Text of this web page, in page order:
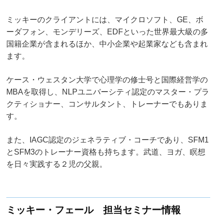
ミッキーのクライアントには、マイクロソフト、GE、ボ
ーダフォン、モンデリーズ、EDFといった世界最大級の多
国籍企業が含まれるほか、中小企業や起業家なども含まれ
ます。
ケース・ウェスタン大学で心理学の修士号と国際経営学の
MBAを取得し、 NLPユニバーシティ認定のマスター・プラ
クティショナー、コンサルタント、
トレーナーでもありま
す。
また、IAGC認定のジェネラティブ・コーチであり、 SFM1
とSFM3のトレーナー資格も持ちます。武道、ヨガ、瞑想
を日々実践する２児の父親。
ミッキー・フェール 担当セミナー情報